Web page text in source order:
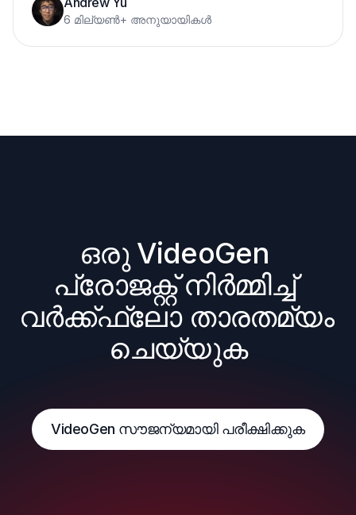
6 മില്യൺ+ അനുയായികൾ
ഒരു VideoGen
പ്രോജക്റ്റ് നിർമ്മിച്ച്
വർക്ക്ഫ്ലോ താരതമ്യം
ചെയ്യുക
VideoGen സൗജന്യമായി പരീക്ഷിക്കുക